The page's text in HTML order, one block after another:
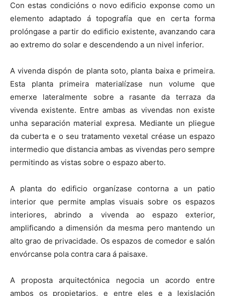
Con estas condicións o novo edificio exponse como un
elemento adaptado á topografía que en certa forma
prolóngase a partir do edificio existente, avanzando cara
ao extremo do solar e descendendo a un nivel inferior.
A vivenda dispón de planta soto, planta baixa e primeira.
Esta planta primeira materialízase nun volume que
emerxe lateralmente sobre a rasante da terraza da
vivenda existente. Entre ambas as vivendas non existe
unha separación material expresa. Mediante un pliegue
da cuberta e o seu tratamento vexetal créase un espazo
intermedio que distancia ambas as vivendas pero sempre
permitindo as vistas sobre o espazo aberto.
A planta do edificio organízase contorna a un patio
interior que permite amplas visuais sobre os espazos
interiores, abrindo a vivenda ao espazo exterior,
amplificando a dimensión da mesma pero mantendo un
alto grao de privacidade. Os espazos de comedor e salón
envórcanse pola contra cara á paisaxe.
A proposta arquitectónica negocia un acordo entre
ambos os propietarios, e entre eles e a lexislación